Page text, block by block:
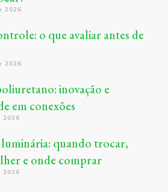
2026
o que avaliar antes de
2026
inovação e
em conexões
quando trocar,
e onde comprar